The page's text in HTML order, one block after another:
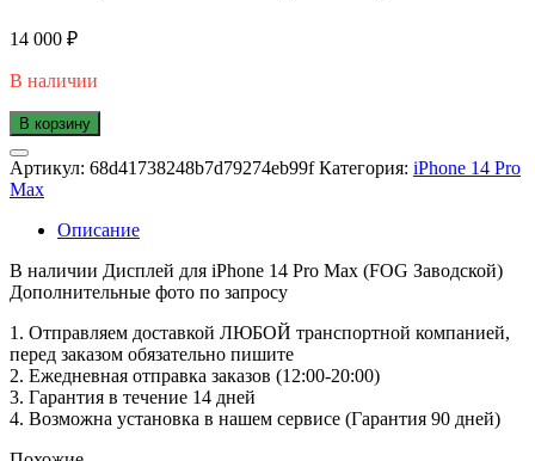
14 000 ₽
В наличии
В корзину
Артикул: 68d41738248b7d79274eb99f Категория: iPhone 14 Pro
Max
Описание
В наличии Дисплей для iPhone 14 Pro Max (FOG Заводской)
Дополнительные фото по запросу
1. Oтпpавляем доставкой ЛЮБОЙ транспортной компанией,
перед заказом обязательно пишите
2. Ежедневная отправка заказов (12:00-20:00)
3. Гарантия в течение 14 дней
4. Возможна установка в нашем сервисе (Гарантия 90 дней)